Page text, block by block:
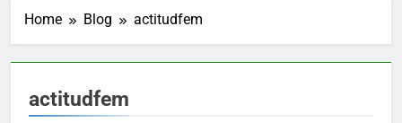
Home Blog actitudfem
actitudfem